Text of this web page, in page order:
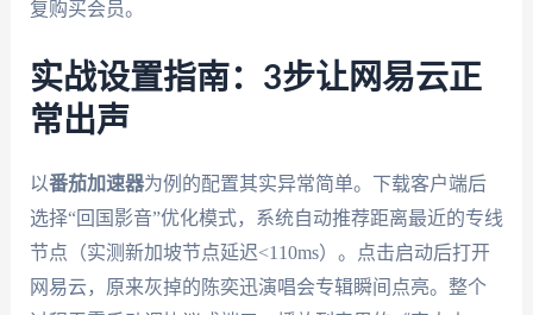
复购买会员。
实战设置指南：3步让网易云正
常出声
以番茄加速器为例的配置其实异常简单。下载客户端后
选择“回国影音”优化模式，系统自动推荐距离最近的专线
节点（实测新加坡节点延迟<110ms）。点击启动后打开
网易云，原来灰掉的陈奕迅演唱会专辑瞬间点亮。整个